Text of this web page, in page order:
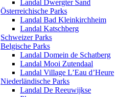
Landal Dwergter Sand
Österreichische Parks
Landal Bad Kleinkirchheim
Landal Katschberg
Schweizer Parks
Belgische Parks
Landal Domein de Schatberg
Landal Mooi Zutendaal
Landal Village L’Eau d’Heure
Niederländische Parks
Landal De Reeuwijkse